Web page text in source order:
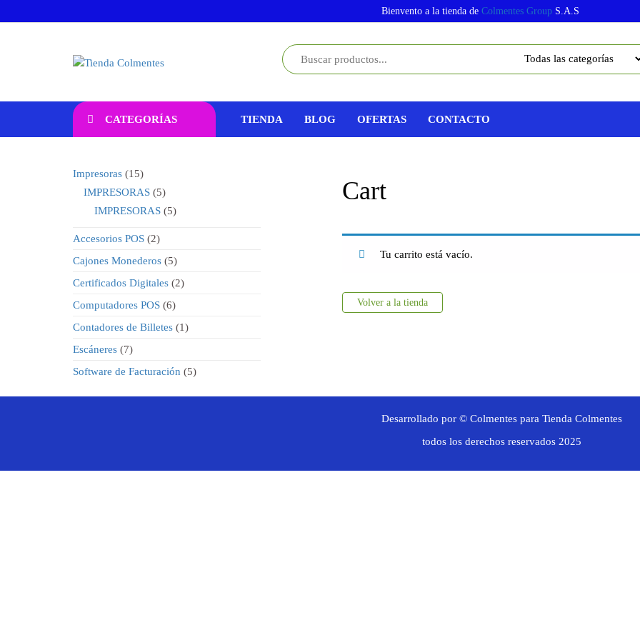
al
Bienvento a la tienda de Colmentes GroupS.A.S
CATEGORÍAS TIENDA BLOG OFERTAS CONTACTO
Cart
Tu carrito está vacío.
Volver a la tienda
Impresoras 1515
productos
IMPRESORAS 55
productos
IMPRESORAS 55
Accesorios POS
22
Cajones Monederos 55
Certificados Digitales 22
Computadores POS 66
Contadores de Billetes 11
Escáneres 77
Software de Facturación 55
Desarrollado por © Colmentespara Tienda Colmentes
todos los derechos reservados 2025